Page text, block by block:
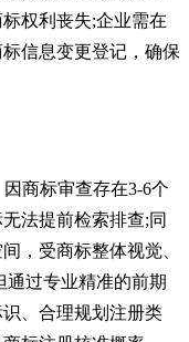
权利丧失;企业需在
信息变更登记，确保
商标审查存在3-6个
法提前检索排查;同
，受商标整体视觉、
过专业精准的前期
、合理规划注册类